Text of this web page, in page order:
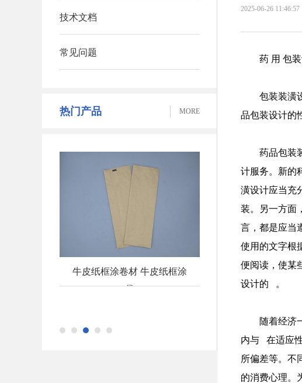
技术文档
常见问题
热门产品 MORE
牛皮纸框涂卷材 牛皮纸框涂
袋
chanp_more
药 品粉剂复合膜袋
材
2025-06-26 11:46:57
药 用 包
包装装潢
品包装设计的
药品包装
计服务。新的
潢设计应当充
装。另一方面
言，都是应当
使用的文字根
便阅读，使某
设计的 。
随着经济
内与 在适应
所偏差等。不
的消费心理。